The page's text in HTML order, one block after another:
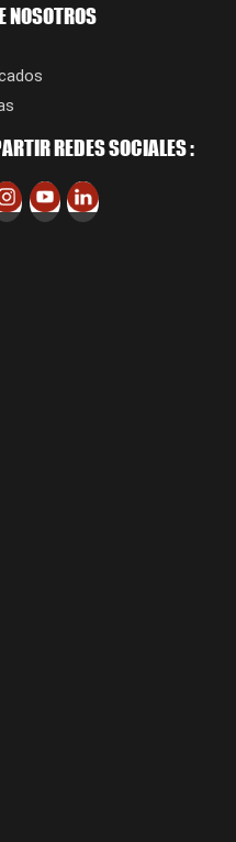
NOSOTROS
REDES SOCIALES :